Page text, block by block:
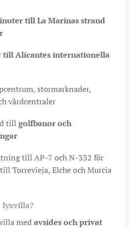
till La Marinas strand
till Alicantes internationella
stormarknader,
vårdcentraler
till golfbanor och
till AP-7 och N-332 för
Torrevieja, Elche och Murcia
lyxvilla?
medavsides och privat